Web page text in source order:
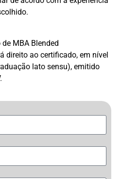
MBA Blended
direito ao certificado, em nível
lato sensu), emitido